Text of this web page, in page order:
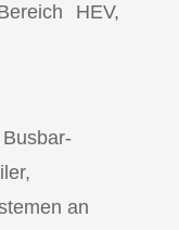
HEV,
an